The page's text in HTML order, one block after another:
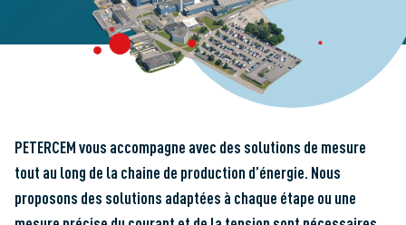
PETERCEM vous accompagne avec des solutions de mesure
tout au long de la chaine de production d’énergie. Nous
proposons des solutions adaptées à chaque étape ou une